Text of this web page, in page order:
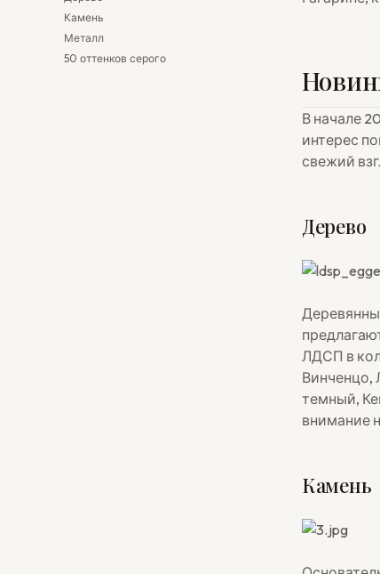
Камень
Металл
50 оттенков серого
В начале
интерес
свежий
Дерево
ЛДСП в
Винченцо,
темный,
внимание
Камень